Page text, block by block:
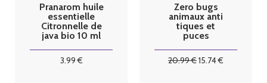
Pranarom huile
essentielle
Citronnelle de
java bio 10 ml
3.99€
Zero bugs
animaux anti
tiques et
puces
20.99€15.74€